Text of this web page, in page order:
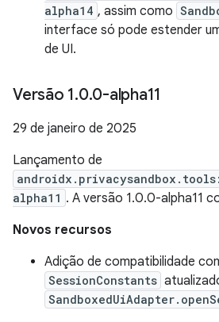
alpha14 , assim como
interface só pode estender
de UI.
Versão 1.0.0-alpha11
29 de janeiro de 2025
Lançamento de
alpha11 . A versão 1.0.0-alpha11
Novos recursos
Adição de compatibilidade
SessionConstants